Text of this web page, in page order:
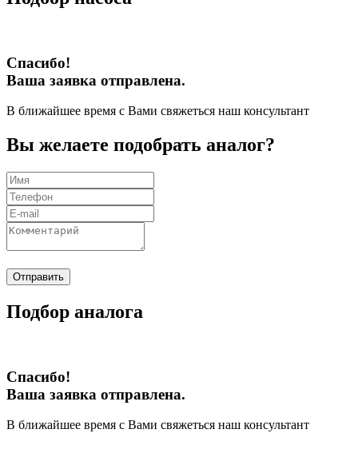
Спасибо!
Ваша заявка отправлена.
В ближайшее время с Вами свяжеться наш консультант
Вы желаете подобрать аналог?
Отправить
Подбор аналога
Спасибо!
Ваша заявка отправлена.
В ближайшее время с Вами свяжеться наш консультант